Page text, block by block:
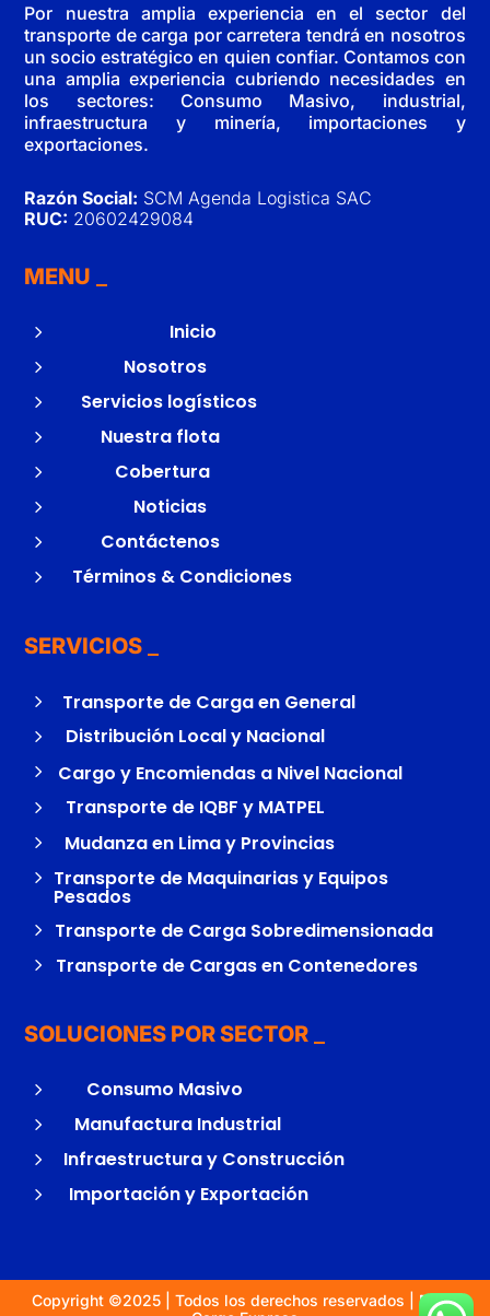
Por nuestra amplia experiencia en el sector del
transporte de carga por carretera tendrá en nosotros
un socio estratégico en quien confiar. Contamos con
una amplia experiencia cubriendo necesidades en
los sectores: Consumo Masivo, industrial,
infraestructura y minería, importaciones y
exportaciones.
Razón Social: SCM Agenda Logistica SAC
RUC: 20602429084
MENU
5 Inicio
5 Nosotros
5 Servicios logísticos
5 Nuestra flota
5 Cobertura
5 Noticias
5 Contáctenos
5 Términos & Condiciones
SERVICIOS
5 Transporte de Carga en General
5 Distribución Local y Nacional
5 Cargo y Encomiendas a Nivel Nacional
5 Transporte de IQBF y MATPEL
5 Mudanza en Lima y Provincias
5 Transporte de Maquinarias y Equipos
Pesados
5 Transporte de Carga Sobredimensionada
5 Transporte de Cargas en Contenedores
SOLUCIONES POR SECTOR
5 Consumo Masivo
5 Manufactura Industrial
5 Infraestructura y Construcción
5 Importación y Exportación
Copyright ©2025 | Todos los derechos reservados | Diflet